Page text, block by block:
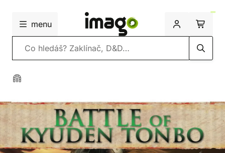
menu
Vyhledávání